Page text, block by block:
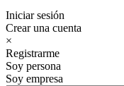
Iniciar sesión
Crear una cuenta
×
Registrarme
Soy persona
Soy empresa